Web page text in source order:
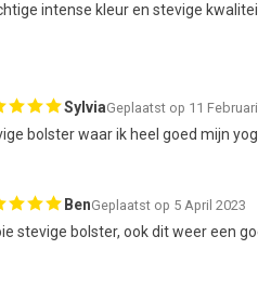
intense kleur en stevige
SylviaGeplaatst op 11
bolster waar ik heel goed mijn
BenGeplaatst op 5 April 2023
stevige bolster, ook dit weer een